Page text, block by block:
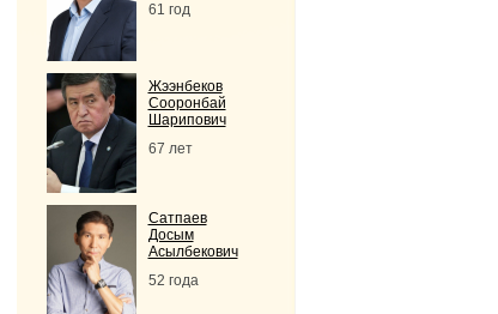
61 год
Жээнбеков
Сооронбай
Шарипович
67 лет
Сатпаев
Досым
Асылбекович
52 года